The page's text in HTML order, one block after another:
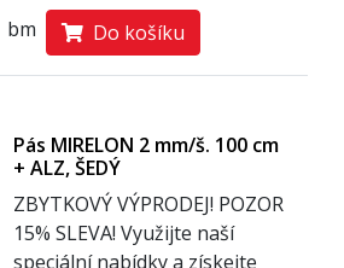
bm
Do košíku
Pás MIRELON 2 mm/š. 100 cm
+ ALZ, ŠEDÝ
ZBYTKOVÝ VÝPRODEJ! POZOR
15% SLEVA! Využijte naší
speciální nabídky a získejte